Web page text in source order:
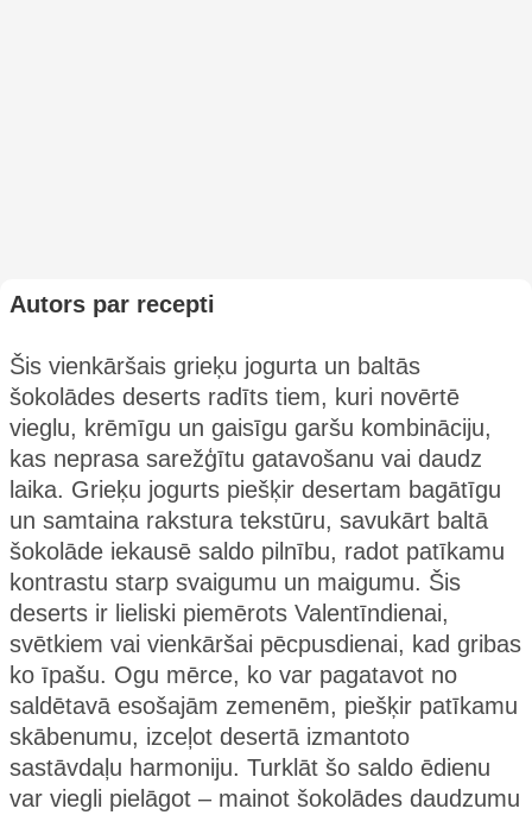
Autors par recepti
Šis vienkāršais grieķu jogurta un baltās
šokolādes deserts radīts tiem, kuri novērtē
vieglu, krēmīgu un gaisīgu garšu kombināciju,
kas neprasa sarežģītu gatavošanu vai daudz
laika. Grieķu jogurts piešķir desertam bagātīgu
un samtaina rakstura tekstūru, savukārt baltā
šokolāde iekausē saldo pilnību, radot patīkamu
kontrastu starp svaigumu un maigumu. Šis
deserts ir lieliski piemērots Valentīndienai,
svētkiem vai vienkāršai pēcpusdienai, kad gribas
ko īpašu. Ogu mērce, ko var pagatavot no
saldētavā esošajām zemenēm, piešķir patīkamu
skābenumu, izceļot desertā izmantoto
sastāvdaļu harmoniju. Turklāt šo saldo ēdienu
var viegli pielāgot – mainot šokolādes daudzumu